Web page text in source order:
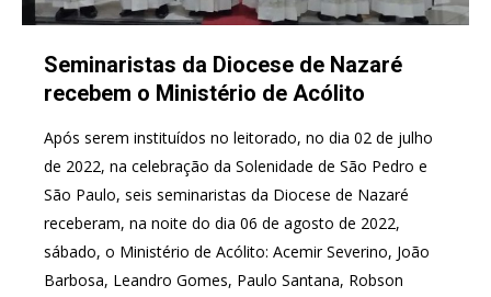
Seminaristas da Diocese de Nazaré
recebem o Ministério de Acólito
Após serem instituídos no leitorado, no dia 02 de julho
de 2022, na celebração da Solenidade de São Pedro e
São Paulo, seis seminaristas da Diocese de Nazaré
receberam, na noite do dia 06 de agosto de 2022,
sábado, o Ministério de Acólito: Acemir Severino, João
Barbosa, Leandro Gomes, Paulo Santana, Robson